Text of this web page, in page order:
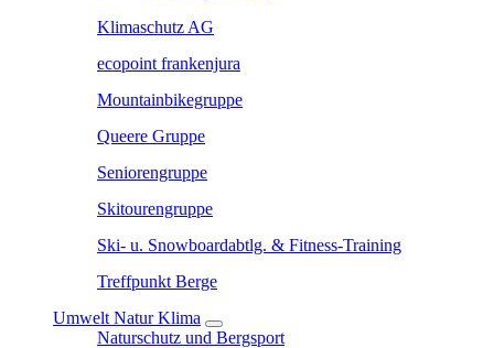
Klimaschutz AG
ecopoint frankenjura
Mountainbikegruppe
Queere Gruppe
Seniorengruppe
Skitourengruppe
Ski- u. Snowboardabtlg. & Fitness-Training
Treffpunkt Berge
Umwelt Natur Klima
Naturschutz und Bergsport